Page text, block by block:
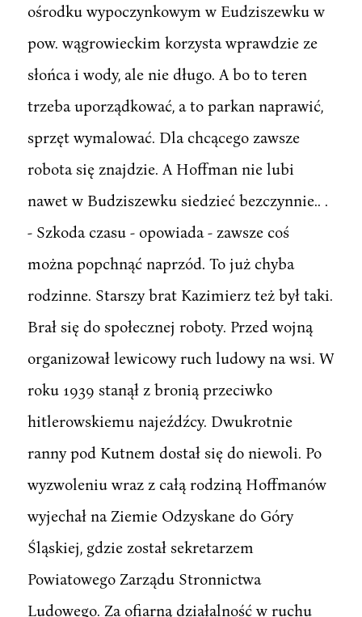
ośrodku wypoczynkowym w Eudziszewku w
pow. wągrowieckim korzysta wprawdzie ze
słońca i wody, ale nie długo. A bo to teren
trzeba uporządkować, a to parkan naprawić,
sprzęt wymalować. Dla chcącego zawsze
robota się znajdzie. A Hoffman nie lubi
nawet w Budziszewku siedzieć bezczynnie.. .
- Szkoda czasu - opowiada - zawsze coś
można popchnąć naprzód. To już chyba
rodzinne. Starszy brat Kazimierz też był taki.
Brał się do społecznej roboty. Przed wojną
organizował lewicowy ruch ludowy na wsi. W
roku 1939 stanął z bronią przeciwko
hitlerowskiemu najeźdźcy. Dwukrotnie
ranny pod Kutnem dostał się do niewoli. Po
wyzwoleniu wraz z całą rodziną Hoffmanów
wyjechał na Ziemie Odzyskane do Góry
Śląskiej, gdzie został sekretarzem
Powiatowego Zarządu Stronnictwa
Ludowego. Za ofiarną działalność w ruchu